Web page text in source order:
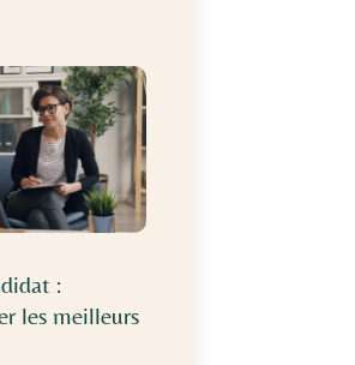
:
les meilleurs